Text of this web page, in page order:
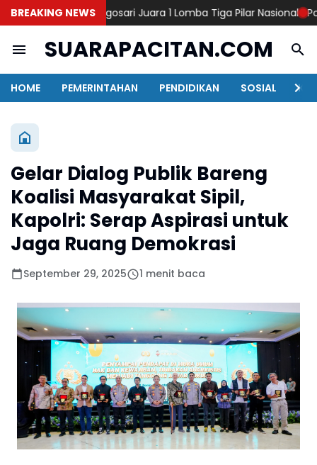
BREAKING NEWS
Antar Desa Nogosari Juara 1 Lomba Tiga Pilar Nasional Polres
SUARAPACITAN.COM
HOME PEMERINTAHAN PENDIDIKAN SOSIAL
Gelar Dialog Publik Bareng
Koalisi Masyarakat Sipil,
Kapolri: Serap Aspirasi untuk
Jaga Ruang Demokrasi
September 29, 2025 1 menit baca